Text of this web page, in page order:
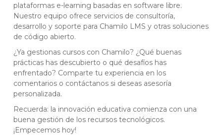
plataformas e-learning basadas en software libre.
Nuestro equipo ofrece servicios de consultoría,
desarrollo y soporte para Chamilo LMS y otras soluciones
de código abierto.
¿Ya gestionas cursos con Chamilo? ¿Qué buenas
prácticas has descubierto o qué desafíos has
enfrentado? Comparte tu experiencia en los
comentarios o contáctanos si deseas asesoría
personalizada.
Recuerda: la innovación educativa comienza con una
buena gestión de los recursos tecnológicos.
¡Empecemos hoy!